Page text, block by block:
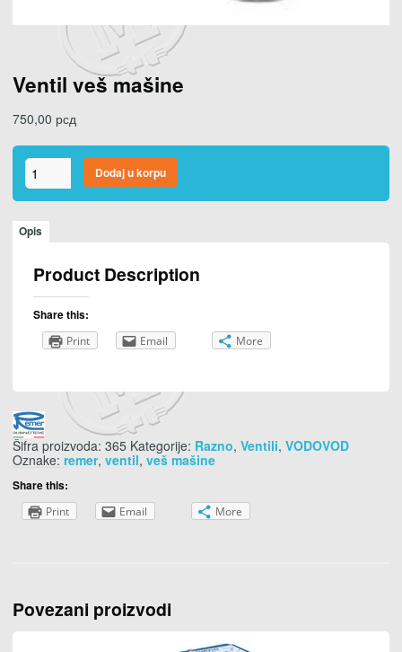
Ventil veš mašine
750,00 рсд
Ventil
veš
mašine
Dodaj u korpu
Opis
Product Description
Share this:
Print Email More
Šifra proizvoda: 365 Kategorije: Razno, Ventili, VODOVOD
Oznake: remer, ventil, veš mašine
Share this:
Print Email More
Povezani proizvodi